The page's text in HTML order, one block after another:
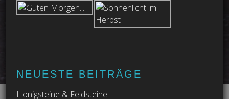
NEUESTE BEITRÄGE
Honigsteine & Feldsteine